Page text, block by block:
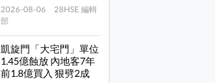
2026-08-06 28HSE 編輯
部
凱旋門「大宅門」單位
1.45億蝕放 內地客7年
前1.8億買入 狠劈2成